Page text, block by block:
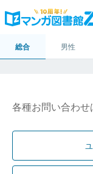
総合 男性
各種お問い合わ